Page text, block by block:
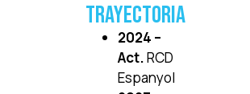
Trayectoria
2024 –
Act.RCD
Espanyol